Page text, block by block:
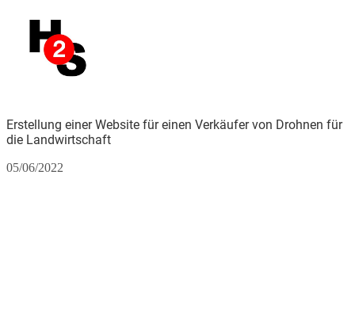
Erstellung einer Website für einen Verkäufer von Drohnen für
die Landwirtschaft
05/06/2022